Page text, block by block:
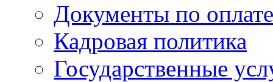
Документы по
Кадровая политика
Государственные